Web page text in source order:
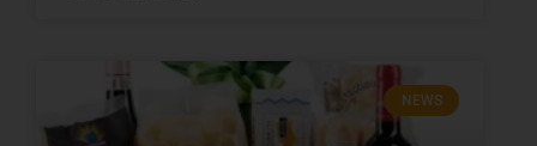
NEWS